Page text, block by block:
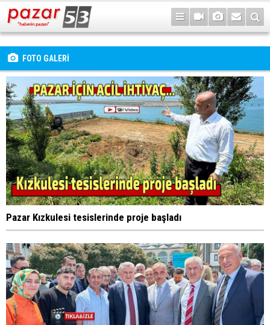
FOTO GALERİ
Pazar Kızkulesi tesislerinde proje başladı